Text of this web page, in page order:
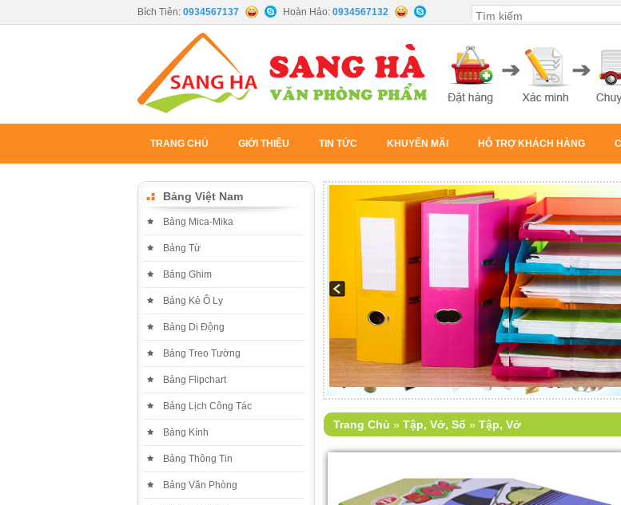
Bích Tiên: 0934567137 Hoàn Hảo: 0934567132
TRANG CHỦ GIỚI THIỆU TIN TỨC KHUYẾN MÃI HỖ TRỢ KHÁCH HÀNG
Bảng Việt Nam
Bảng Mica-Mika
Bảng Từ
Bảng Ghim
Bảng Kẻ Ô Ly
Bảng Di Động
Bảng Treo Tường
Bảng Flipchart
Bảng Lịch Công Tác
Bảng Kính
Bảng Thông Tin
Bảng Văn Phòng
Trang Chủ » Tập, Vở, Sổ » Tập, Vở